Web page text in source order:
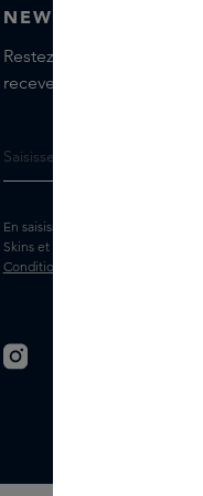
NEWSLETTER
Restez informé(e) des
recevez les conseils de
En saisissant votre adresse e-
Skins et des messages marketing
Conditions générales